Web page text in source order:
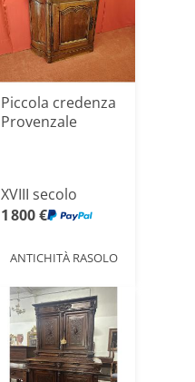
Piccola credenza
Provenzale
XVIII secolo
1 800 €
ANTICHITÀ RASOLO